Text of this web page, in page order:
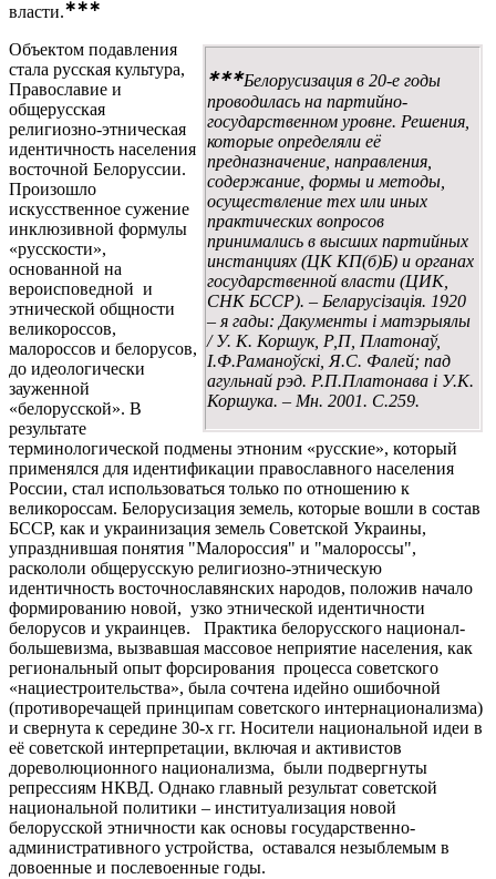
власти.∗∗∗
∗∗∗Белорусизация в 20-е годы
проводилась на партийно-
государственном уровне. Решения,
которые определяли её
предназначение, направления,
содержание, формы и методы,
осуществление тех или иных
практических вопросов
принимались в высших партийных
инстанциях (ЦК КП(б)Б) и органах
государственной власти (ЦИК,
СНК БССР). – Беларусізація. 1920
– я гады: Дакументы і матэрыялы
/ У. К. Коршук, Р,П, Платонаў,
І.Ф.Раманоўскі, Я.С. Фалей; пад
агульнай рэд. Р.П.Платонава і У.К.
Коршука. – Мн. 2001. С.259.
Объектом подавления
стала русская культура,
Православие и
общерусская
религиозно-этническая
идентичность населения
восточной Белоруссии.
Произошло
искусственное сужение
инклюзивной формулы
«русскости»,
основанной на
вероисповедной и
этнической общности
великороссов,
малороссов и белорусов,
до идеологически
зауженной
«белорусской». В
результате
терминологической подмены этноним «русские», который
применялся для идентификации православного населения
России, стал использоваться только по отношению к
великороссам. Белорусизация земель, которые вошли в состав
БССР, как и украинизация земель Советской Украины,
упразднившая понятия "Малороссия" и "малороссы",
раскололи общерусскую религиозно-этническую
идентичность восточнославянских народов, положив начало
формированию новой, узко этнической идентичности
белорусов и украинцев. Практика белорусского национал-
большевизма, вызвавшая массовое неприятие населения, как
региональный опыт форсирования процесса советского
«нациестроительства», была сочтена идейно ошибочной
(противоречащей принципам советского интернационализма)
и свернута к середине 30-х гг. Носители национальной идеи в
её советской интерпретации, включая и активистов
дореволюционного национализма, были подвергнуты
репрессиям НКВД. Однако главный результат советской
национальной политики – институализация новой
белорусской этничности как основы государственно-
административного устройства, оставался незыблемым в
довоенные и послевоенные годы.